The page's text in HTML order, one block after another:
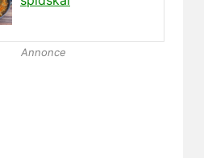
Annonce